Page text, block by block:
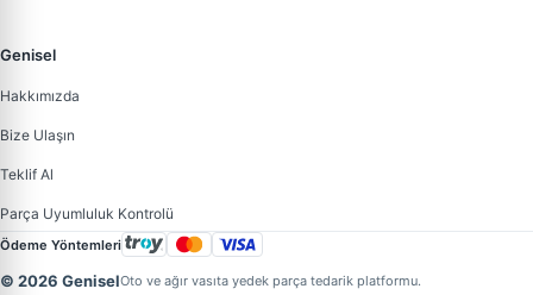
Genisel
Hakkımızda
Bize Ulaşın
Teklif Al
Parça Uyumluluk Kontrolü
Ödeme Yöntemleri
© 2026 GeniselOto ve ağır vasıta yedek parça tedarik platformu.